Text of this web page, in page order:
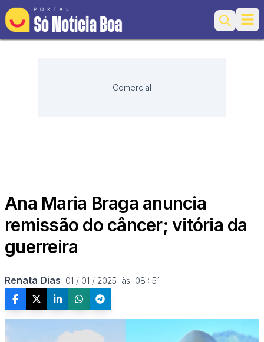
Search
Comercial
Ana Maria Braga anuncia
remissão do câncer; vitória da
guerreira
Renata Dias 01 / 01 / 2025  às  08 : 51